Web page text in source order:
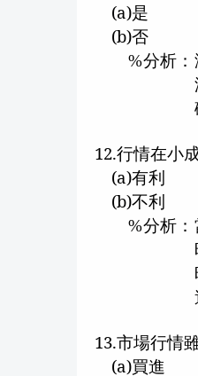
(a)是
(b)否
%分析
12.行情在小
(a)有利
(b)不利
%分析
13.市場行情
(a)買進